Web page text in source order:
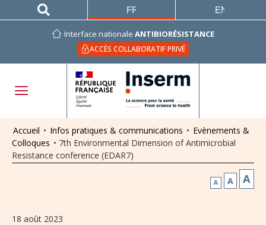
Interface nationale ANTIBIORÉSISTANCE
ACCÈS COLLABORATIF PRIVÉ
FRANÇAIS ENGLISH
Accueil • Infos pratiques & communications • Evènements &
Colloques • 7th Environmental Dimension of Antimicrobial
Resistance conference (EDAR7)
A A A
18 août 2023